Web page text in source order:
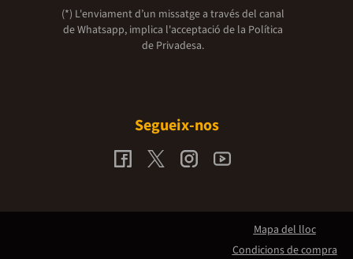
(*) L'enviament d’un missatge a través del canal
de Whatsapp, implica l'acceptació de la Política
de Privadesa.
Segueix-nos
Mapa del lloc
Condicions de compra